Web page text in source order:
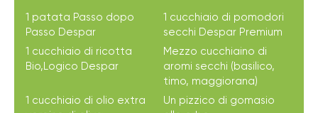
1 patata Passo dopo
Passo Despar
1 cucchiaio di pomodori
secchi Despar Premium
1 cucchiaio di ricotta
Bio,Logico Despar
Mezzo cucchiaino di
aromi secchi (basilico,
timo, maggiorana)
1 cucchiaio di olio extra
Un pizzico di gomasio